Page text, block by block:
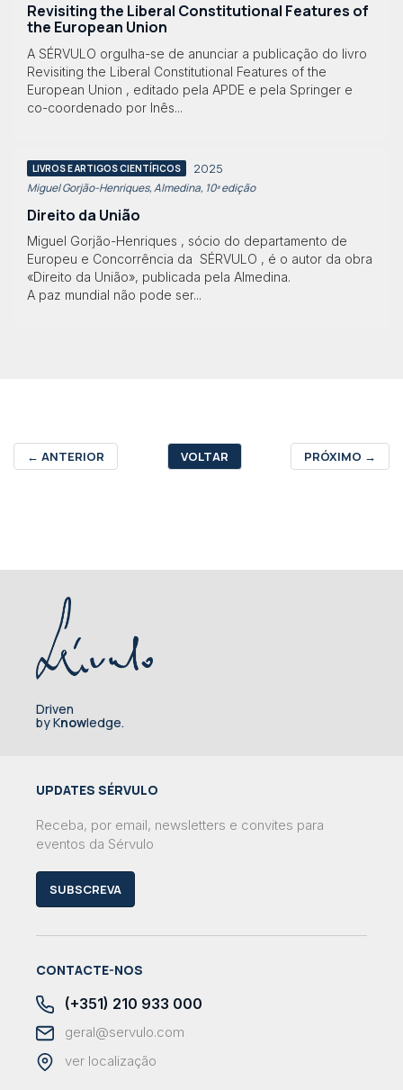
Revisiting the Liberal Constitutional Features of
the European Union
A SÉRVULO orgulha-se de anunciar a publicação do livro
Revisiting the Liberal Constitutional Features of the
European Union , editado pela APDE e pela Springer e
co-coordenado por Inês...
LIVROS E ARTIGOS CIENTÍFICOS 2025
Miguel Gorjão-Henriques, Almedina, 10ª edição
Direito da União
Miguel Gorjão-Henriques , sócio do departamento de
Europeu e Concorrência da SÉRVULO , é o autor da obra
«Direito da União», publicada pela Almedina.
A paz mundial não pode ser...
← ANTERIOR VOLTAR PRÓXIMO →
Driven
by Knowledge.
UPDATES SÉRVULO
Receba, por email, newsletters e convites para
eventos da Sérvulo
SUBSCREVA
CONTACTE-NOS
(+351) 210 933 000
geral@servulo.com
ver localização